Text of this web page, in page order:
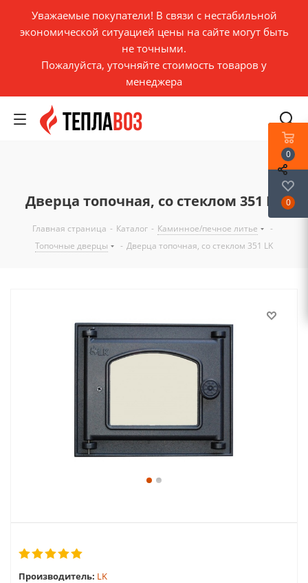
Уважаемые покупатели! В связи с нестабильной
экономической ситуацией цены на сайте могут быть
не точными.
Пожалуйста, уточняйте стоимость товаров у
менеджера
Дверца топочная, со стеклом 351 LK
Главная страница - Каталог - Каминное/печное литье
-
Топочные дверцы
- Дверца топочная, со стеклом 351 LK
Производитель: LK
0
0